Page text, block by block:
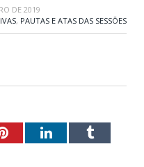
DE 2019
, PAUTAS E ATAS DAS SESSÕES
PinterestLinkedInTumblr